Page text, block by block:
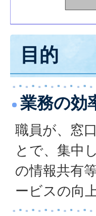
目的
業務の効
職員が、窓
とで、集中
の情報共有
ービスの向